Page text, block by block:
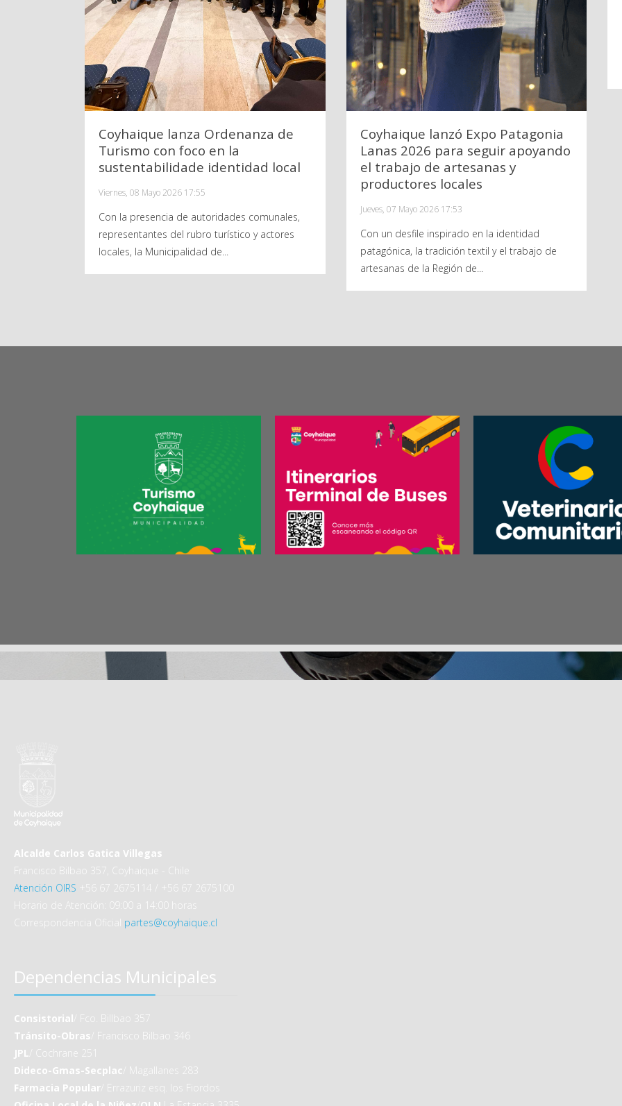
FICHA INSCRIPCIÓN
Coyhaique lanza Ordenanza de
Turismo con foco en la
sustentabilidade identidad local
Viernes, 08 Mayo 2026 17:55
Con la presencia de autoridades comunales,
representantes del rubro turístico y actores
locales, la Municipalidad de...
Coyhaique lanzó Expo Patagonia
Lanas 2026 para seguir apoyando
el trabajo de artesanas y
productores locales
Jueves, 07 Mayo 2026 17:53
Con un desfile inspirado en la identidad
patagónica, la tradición textil y el trabajo de
artesanas de la Región de...
Alcalde Carlos Gatica Villegas
Francisco Bilbao 357, Coyhaique - Chile
Atención OIRS +56 67 2675114 / +56 67 2675100
Horario de Atención: 09:00 a 14:00 horas
Correspondencia Oficial partes@coyhaique.cl
Dependencias Municipales
Consistorial / Fco. Billbao 357
Tránsito-Obras / Francisco Bilbao 346
JPL
/ Cochrane 251
Dideco-Gmas-Secplac / Magallanes 283
Farmacia Popular / Errazuriz esq. los Fiordos